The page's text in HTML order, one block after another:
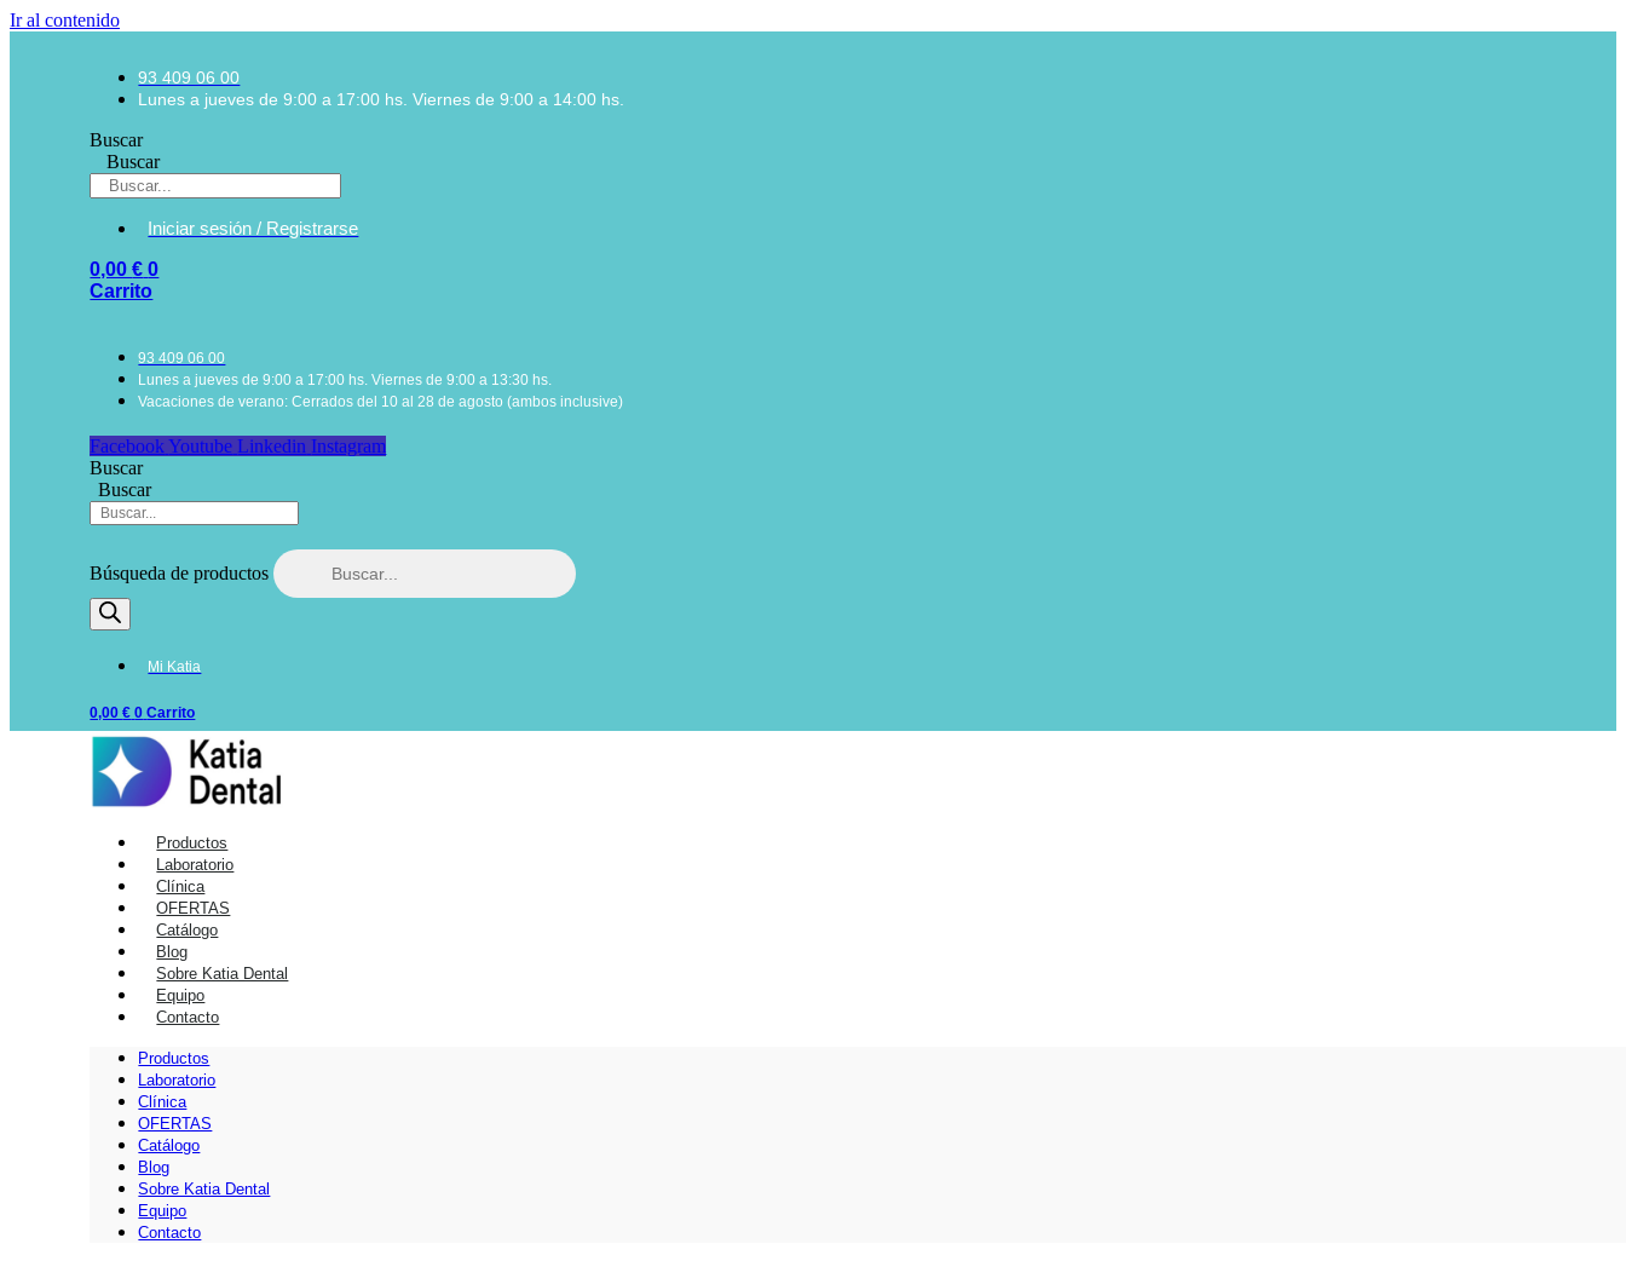
Ir al contenido
93 409 06 00
Lunes a jueves de 9:00 a 17:00 hs. Viernes de 9:00 a 14:00 hs.
Buscar
Buscar
Iniciar sesión / Registrarse
0,00€ 0
Carrito
93 409 06 00
Lunes a jueves de 9:00 a 17:00 hs. Viernes de 9:00 a 13:30 hs.
Vacaciones de verano: Cerrados del 10 al 28 de agosto (ambos inclusive)
Facebook Youtube Linkedin Instagram
Buscar
Buscar
Búsqueda de productos
Mi Katia
0,00€ 0 Carrito
Productos
Laboratorio
Clínica
OFERTAS
Catálogo
Blog
Sobre Katia Dental
Equipo
Contacto
Productos
Laboratorio
Clínica
OFERTAS
Catálogo
Blog
Sobre Katia Dental
Equipo
Contacto